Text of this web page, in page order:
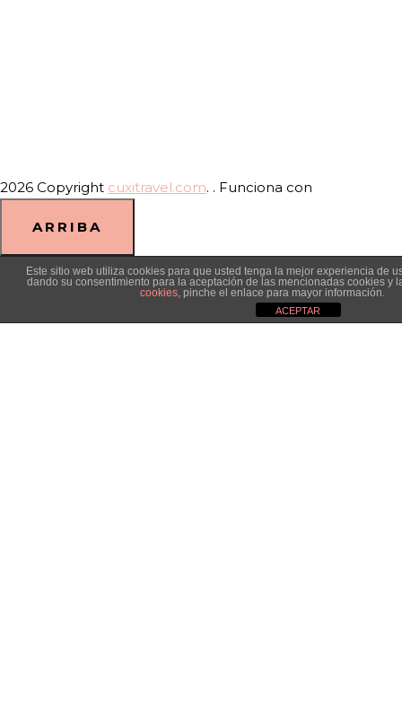
2026 Copyright cuxitravel.com. . Funciona con
ARRIBA
Este sitio web utiliza cookies para que usted tenga la mejor experiencia de
dando su consentimiento para la aceptación de las mencionadas cookies y
cookies , pinche el enlace para mayor información.
ACEPTAR